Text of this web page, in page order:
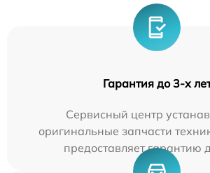
Гарантия до 3-х
Сервисный центр
оригинальные запчасти
предоставляет гарантию